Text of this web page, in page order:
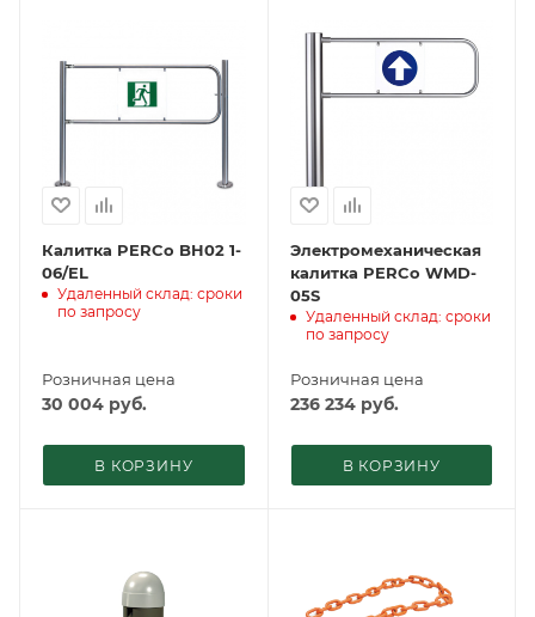
Калитка PERCo BH02 1-
06/EL
Удаленный склад: сроки
по запросу
Розничная цена
30 004 руб.
В КОРЗИНУ
Электромеханическая
калитка PERCo WMD-
05S
Удаленный склад: сроки
по запросу
Розничная цена
236 234руб.
В КОРЗИНУ